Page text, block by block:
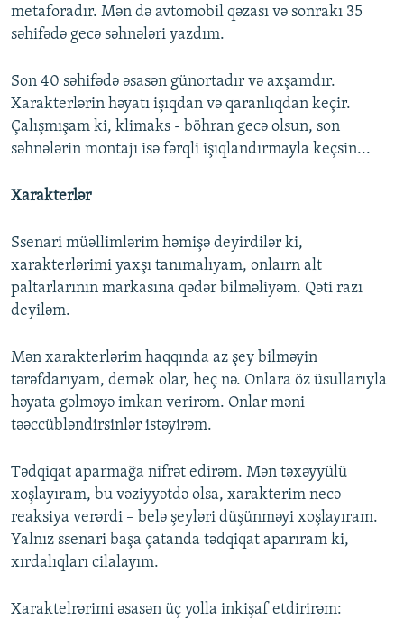
metaforadır. Mən də avtomobil qəzası və sonrakı 35
səhifədə gecə səhnələri yazdım.
Son 40 səhifədə əsasən günortadır və axşamdır.
Xarakterlərin həyatı işıqdan və qaranlıqdan keçir.
Çalışmışam ki, klimaks - böhran gecə olsun, son
səhnələrin montajı isə fərqli işıqlandırmayla keçsin...
Xarakterlər
Ssenari müəllimlərim həmişə deyirdilər ki,
xarakterlərimi yaxşı tanımalıyam, onlaırn alt
paltarlarının markasına qədər bilməliyəm. Qəti razı
deyiləm.
Mən xarakterlərim haqqında az şey bilməyin
tərəfdarıyam, demək olar, heç nə. Onlara öz üsullarıyla
həyata gəlməyə imkan verirəm. Onlar məni
təəccübləndirsinlər istəyirəm.
Tədqiqat aparmağa nifrət edirəm. Mən təxəyyülü
xoşlayıram, bu vəziyyətdə olsa, xarakterim necə
reaksiya verərdi – belə şeyləri düşünməyi xoşlayıram.
Yalnız ssenari başa çatanda tədqiqat aparıram ki,
xırdalıqları cilalayım.
Xaraktelrərimi əsasən üç yolla inkişaf etdirirəm: